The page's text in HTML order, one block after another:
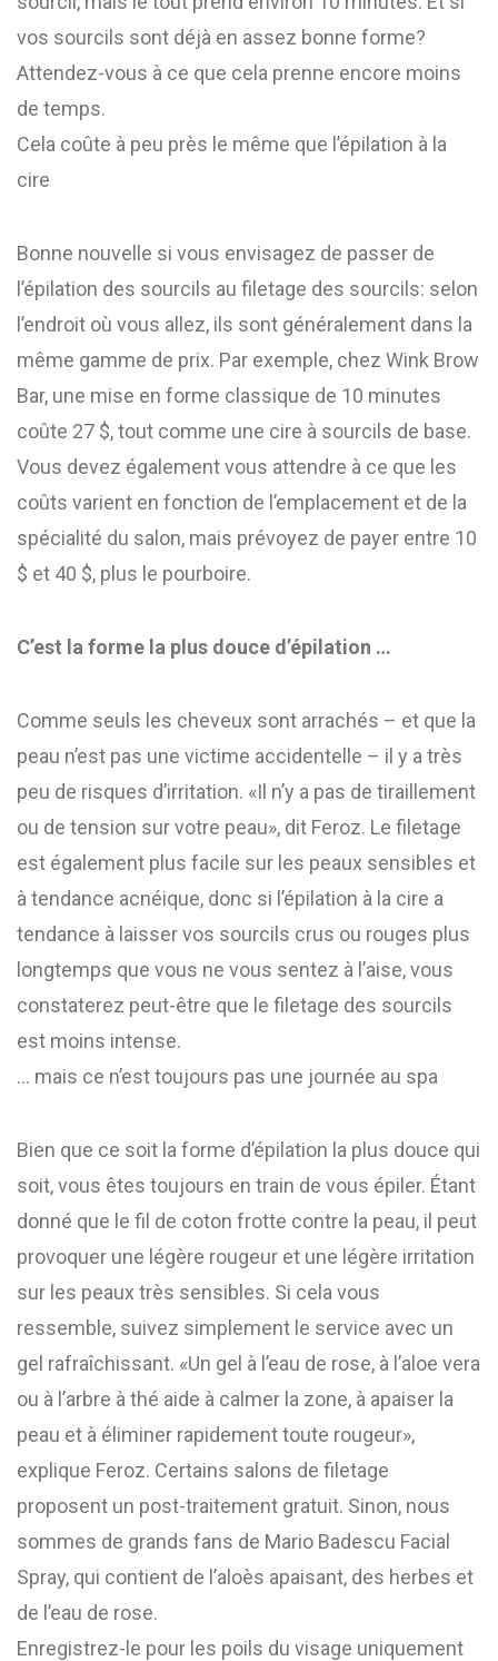
vos sourcils sont déjà en assez bonne forme?
Attendez-vous à ce que cela prenne encore moins
de temps.
Cela coûte à peu près le même que l’épilation à la
cire
Bonne nouvelle si vous envisagez de passer de
l’épilation des sourcils au filetage des sourcils: selon
l’endroit où vous allez, ils sont généralement dans la
même gamme de prix. Par exemple, chez Wink Brow
Bar, une mise en forme classique de 10 minutes
coûte 27 $, tout comme une cire à sourcils de base.
Vous devez également vous attendre à ce que les
coûts varient en fonction de l’emplacement et de la
spécialité du salon, mais prévoyez de payer entre 10
$ et 40 $, plus le pourboire.
C’est la forme la plus douce d’épilation …
Comme seuls les cheveux sont arrachés – et que la
peau n’est pas une victime accidentelle – il y a très
peu de risques d’irritation. «Il n’y a pas de tiraillement
ou de tension sur votre peau», dit Feroz. Le filetage
est également plus facile sur les peaux sensibles et
à tendance acnéique, donc si l’épilation à la cire a
tendance à laisser vos sourcils crus ou rouges plus
longtemps que vous ne vous sentez à l’aise, vous
constaterez peut-être que le filetage des sourcils
est moins intense.
… mais ce n’est toujours pas une journée au spa
Bien que ce soit la forme d’épilation la plus douce qui
soit, vous êtes toujours en train de vous épiler. Étant
donné que le fil de coton frotte contre la peau, il peut
provoquer une légère rougeur et une légère irritation
sur les peaux très sensibles. Si cela vous
ressemble, suivez simplement le service avec un
gel rafraîchissant. «Un gel à l’eau de rose, à l’aloe vera
ou à l’arbre à thé aide à calmer la zone, à apaiser la
peau et à éliminer rapidement toute rougeur»,
explique Feroz. Certains salons de filetage
proposent un post-traitement gratuit. Sinon, nous
sommes de grands fans de Mario Badescu Facial
Spray, qui contient de l’aloès apaisant, des herbes et
de l’eau de rose.
Enregistrez-le pour les poils du visage uniquement